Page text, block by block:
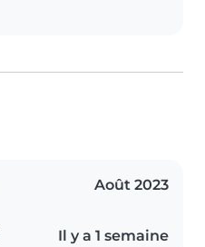
Août 2023
Il y a 1 semaine